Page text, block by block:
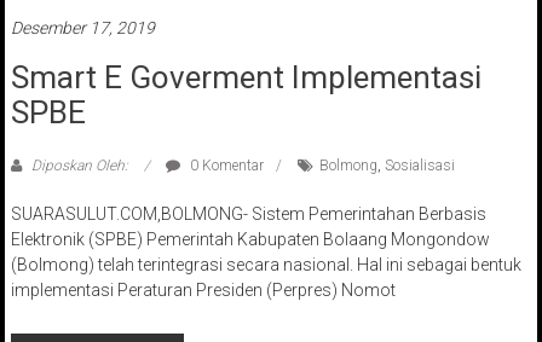
Desember 17, 2019
Smart E Goverment Implementasi
SPBE
Diposkan Oleh: 0 Komentar Bolmong, Sosialisasi
SUARASULUT.COM,BOLMONG- Sistem Pemerintahan Berbasis
Elektronik (SPBE) Pemerintah Kabupaten Bolaang Mongondow
(Bolmong) telah terintegrasi secara nasional. Hal ini sebagai bentuk
implementasi Peraturan Presiden (Perpres) Nomot